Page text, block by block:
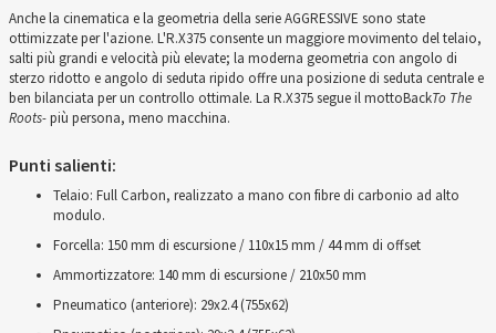
Anche la cinematica e la geometria della serie AGGRESSIVE sono state
ottimizzate per l'azione. L'R.X375 consente un maggiore movimento del telaio,
salti più grandi e velocità più elevate; la moderna geometria con angolo di
sterzo ridotto e angolo di seduta ripido offre una posizione di seduta centrale e
ben bilanciata per un controllo ottimale. La R.X375 segue il mottoBackTo The
Roots-più persona, meno macchina.
Punti salienti:
Telaio: Full Carbon, realizzato a mano con fibre di carbonio ad alto
modulo.
Forcella: 150 mm di escursione / 110x15 mm / 44 mm di offset
Ammortizzatore: 140 mm di escursione / 210x50 mm
Pneumatico (anteriore): 29x2.4 (755x62)